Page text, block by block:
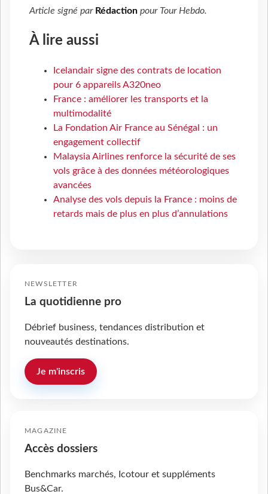
Article signé par Rédaction pour Tour Hebdo.
À lire aussi
Icelandair signe des contrats de location
pour 6 appareils A320neo
France : améliorer les transports et la
multimodalité
La Fondation Air France au Sénégal : un
engagement collectif
Malaysia Airlines renforce la sécurité de ses
vols grâce à des données météorologiques
avancées
Analyse des vols depuis la France : moins de
retards mais de plus en plus d’annulations
NEWSLETTER
La quotidienne pro
Débrief business, tendances distribution et
nouveautés destinations.
Je m'inscris
MAGAZINE
Accès dossiers
Benchmarks marchés, Icotour et suppléments
Bus&Car.